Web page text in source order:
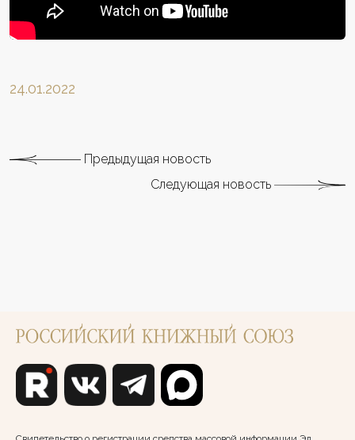
24.01.2022
Предыдущая новость
Следующая новость